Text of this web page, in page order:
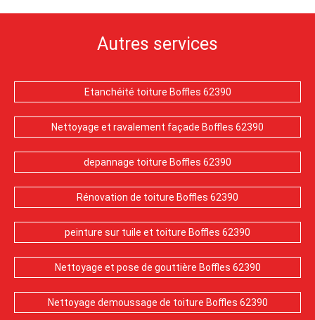
Autres services
Etanchéité toiture Boffles 62390
Nettoyage et ravalement façade Boffles 62390
depannage toiture Boffles 62390
Rénovation de toiture Boffles 62390
peinture sur tuile et toiture Boffles 62390
Nettoyage et pose de gouttière Boffles 62390
Nettoyage demoussage de toiture Boffles 62390